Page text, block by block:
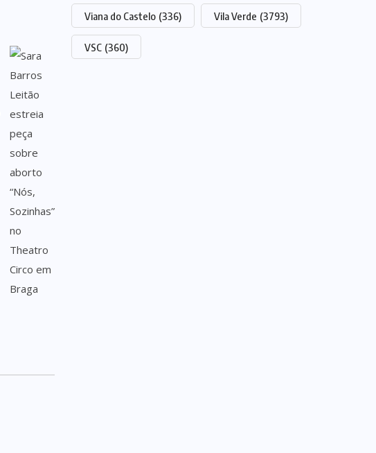
Viana do Castelo (336) Vila Verde (3793)
VSC (360)